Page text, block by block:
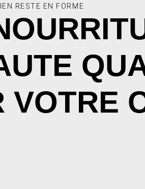
RESTE EN FORME
VOTRE